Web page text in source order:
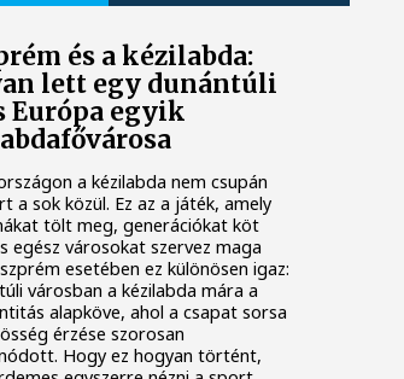
és a kézilabda:
lett egy dunántúli
Európa egyik
a kézilabda nem csupán
a sok közül. Ez az a játék, amely
tölt meg, generációkat köt
egész városokat szervez maga
esetében ez különösen igaz:
városban a kézilabda mára a
alapköve, ahol a csapat sorsa
érzése szorosan
Hogy ez hogyan történt,